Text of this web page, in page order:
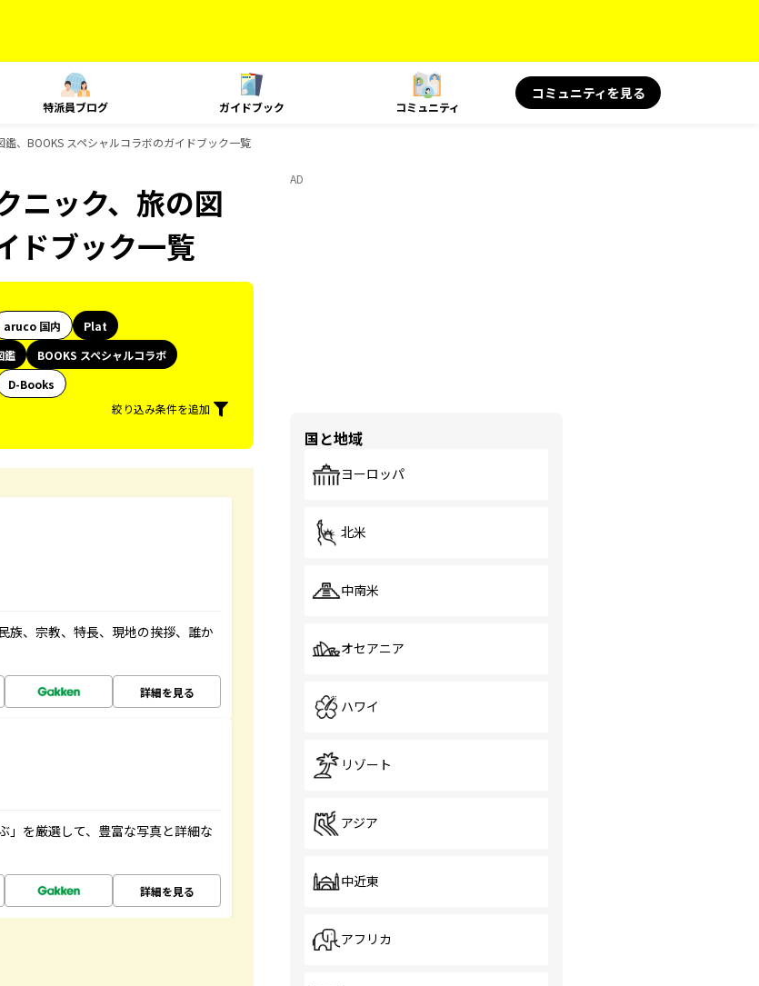
特派員ブログ ガイドブック コミュニティ
コミュニティを見る
、BOOKS スペシャルコラボのガイドブック一覧
ニック、旅の図
ドブック一覧
aruco 国内
Plat
鑑
BOOKS スペシャルコラボ
D-Books
絞り込み条件を追加
族、宗教、特長、現地の挨拶、誰か
詳細を見る
」を厳選して、豊富な写真と詳細な
詳細を見る
AD
国と地域
ヨーロッパ
北米
中南米
オセアニア
ハワイ
リゾート
アジア
中近東
アフリカ